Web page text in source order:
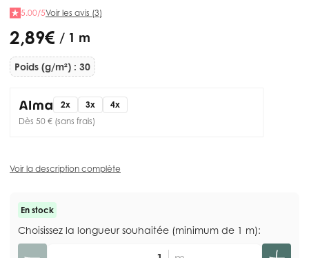
5.00/5Voir les avis (3)
2,89 € / 1 m
Poids (g/m²) : 30
2x 3x
4x
Dès 50 € (sans frais)
Voir la description complète
En stock
Choisissez la longueur souhaitée (minimum de 1 m):